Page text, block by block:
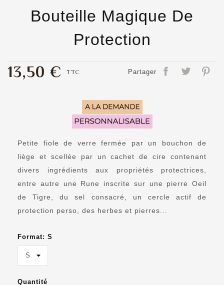
Bouteille Magique De
Protection
Partager
13,50 € TTC
Petite fiole de verre fermée par un bouchon de
liège et scellée par un cachet de cire contenant
divers ingrédients aux propriétés protectrices,
entre autre une Rune inscrite sur une pierre Oeil
de Tigre, du sel consacré, un cercle actif de
protection perso, des herbes et pierres...
Format: S
Quantité